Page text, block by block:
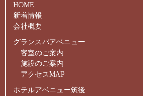
HOME
新着情報
会社概要
グランスパアベニュー
客室のご案内
施設のご案内
アクセスMAP
ホテルアベニュー筑後